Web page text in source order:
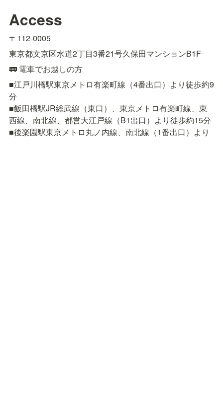
Access
〒112-0005
東京都文京区水道2丁目3番21号久保田マンションB1F
🚃 電車でお越しの方
■江戸川橋駅東京メトロ有楽町線（4番出口）より徒歩約9
分
■飯田橋駅JR総武線（東口）、東京メトロ有楽町線、東
西線、南北線、都営大江戸線（B1出口）より徒歩約15分
■後楽園駅東京メトロ丸ノ内線、南北線（1番出口）より